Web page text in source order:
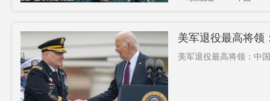
美军退役最高将领
美军退役最高将领：中